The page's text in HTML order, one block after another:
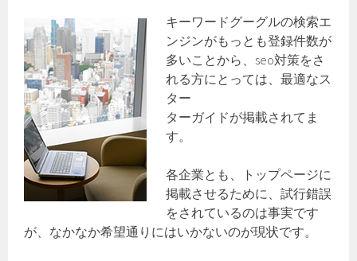
キーワードグーグルの検索エ
ンジンがもっとも登録件数が
多いことから、seo対策をさ
れる方にとっては、最適なス
ター
ターガイドが掲載されてま
す。
各企業とも、トップページに
掲載させるために、試行錯誤
をされているのは事実です
が、なかなか希望通りにはいかないのが現状です。